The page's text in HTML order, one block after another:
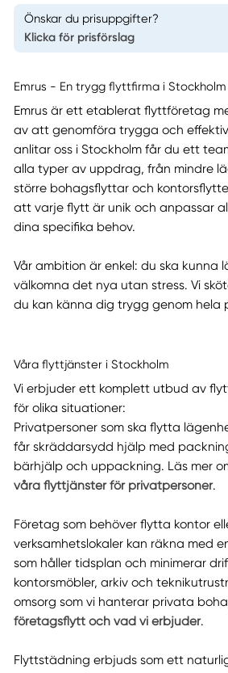
Önskar du prisuppgifter?
Klicka för prisförslag
Emrus - En trygg flyttfirma i
Emrus är ett etablerat flyttföretag
av att genomföra trygga och
anlitar oss i Stockholm får du ett
alla typer av uppdrag, från mindre
större bohagsflyttar och
att varje flytt är unik och anpassar
dina specifika behov.
Vår ambition är enkel: du ska kunna
välkomna det nya utan stress. Vi
du kan känna dig trygg genom hela
Våra flyttjänster i Stockholm
Vi erbjuder ett komplett utbud av
för olika situationer:
Privatpersoner som ska flytta
får skräddarsydd hjälp med
bärhjälp och uppackning. Läs mer
våra flyttjänster för privatpersoner.
Företag som behöver flytta kontor
verksamhetslokaler kan räkna med
som håller tidsplan och minimerar
kontorsmöbler, arkiv och
omsorg som vi hanterar privata
företagsflytt och vad vi erbjuder.
Flyttstädning erbjuds som ett